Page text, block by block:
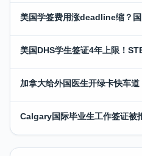
美国学签费用涨deadline缩？
美国DHS学生签证4年上限！
加拿大给外国医生开绿卡快车
Calgary国际毕业生工作签证被